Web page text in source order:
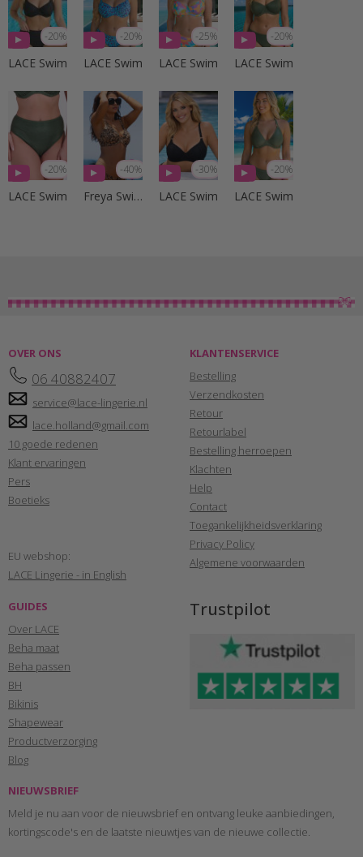
-20%
LACE Swim
-20%
LACE Swim
-25%
LACE Swim
-20%
LACE Swim
-20%
LACE Swim
-40%
Freya Swim
-30%
LACE Swim
-20%
LACE Swim
OVER ONS
06 40882407
service@lace-lingerie.nl
lace.holland@gmail.com
10 goede redenen
Klant ervaringen
Pers
Boetieks
EU webshop:
LACE Lingerie - in English
KLANTENSERVICE
Bestelling
Verzendkosten
Retour
Retourlabel
Bestelling herroepen
Klachten
Help
Contact
Toegankelijkheidsverklaring
Privacy Policy
Algemene voorwaarden
GUIDES
Over LACE
Beha maat
Beha passen
BH
Bikinis
Shapewear
Productverzorging
Blog
Trustpilot
NIEUWSBRIEF
Meld je nu aan voor de nieuwsbrief en ontvang leuke aanbiedingen,
kortingscode's en de laatste nieuwtjes van de nieuwe collectie.